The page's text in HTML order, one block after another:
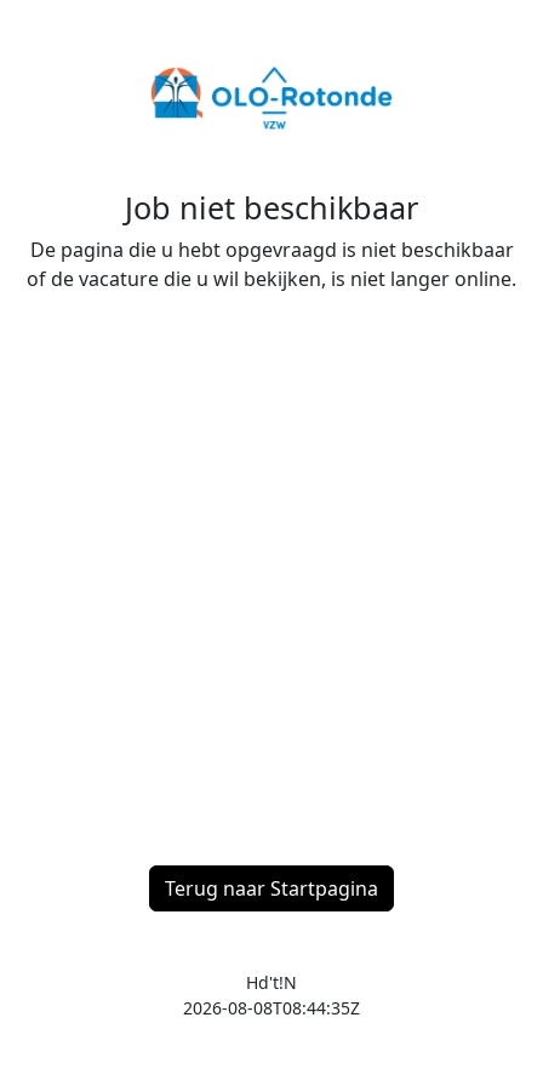
Job niet beschikbaar
De pagina die u hebt opgevraagd is niet beschikbaar
of de vacature die u wil bekijken, is niet langer online.
Terug naar Startpagina
Hd't!N
2026-08-08T08:44:35Z